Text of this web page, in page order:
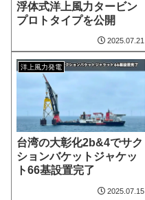
浮体式洋上風力タービン
プロトタイプを公開
2025.07.21
洋上風力発電
台湾の大彰化2b&4でサク
ションバケットジャケッ
ト66基設置完了
2025.07.15